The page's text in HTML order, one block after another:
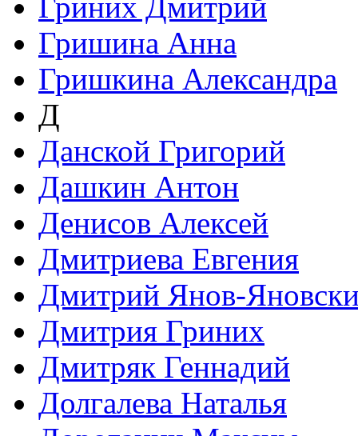
Гриних Дмитрий
Гришина Анна
Гришкина Александра
Д
Данской Григорий
Дашкин Антон
Денисов Алексей
Дмитриева Евгения
Дмитрий Янов-
Дмитрия Гриних
Дмитряк Геннадий
Долгалева Наталья